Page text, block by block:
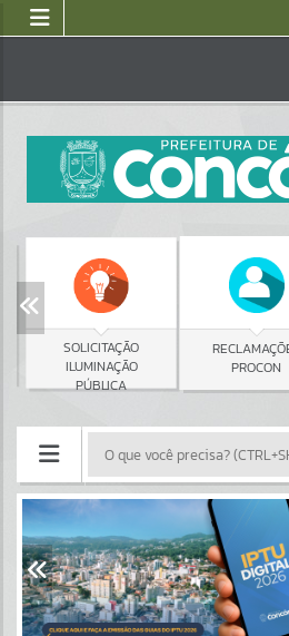
SOLICITAÇÃO
ILUMINAÇÃO
PÚBLICA
PROCON
Portais
Por favor,